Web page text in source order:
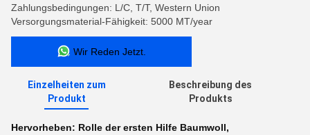
Zahlungsbedingungen: L/C, T/T, Western Union
Versorgungsmaterial-Fähigkeit: 5000 MT/year
Wir Reden Jetzt.
Einzelheiten zum
Produkt
Beschreibung des
Produkts
Hervorheben: Rolle der ersten Hilfe Baumwoll,